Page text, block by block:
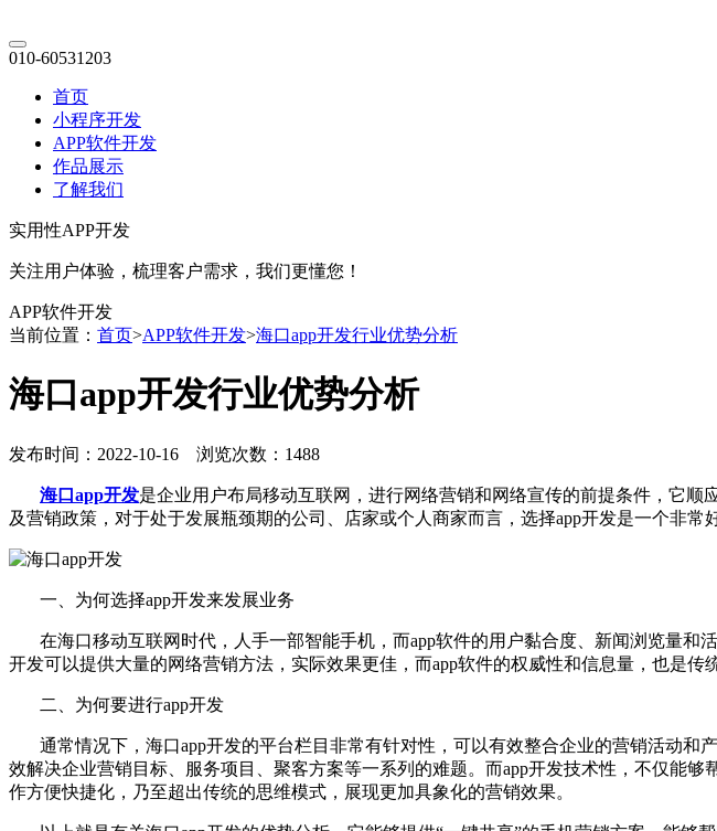
010-60531203
首页
小程序开发
APP软件开发
作品展示
了解我们
实用性APP开发
关注用户体验，梳理客户需求，我们更懂您！
APP软件开发
当前位置： 首页>APP软件开发>海口app开发行业优势分析
海口app开发行业优势分析
发布时间：2022-10-16 浏览次数：1488
海口app开发是企业用户布局移动互联网，进行网络营销和网络宣传的前提条件，它
及营销政策，对于处于发展瓶颈期的公司、店家或个人商家而言，选择app开发是一个非常
一、为何选择app开发来发展业务
在海口移动互联网时代，人手一部智能手机，而app软件的用户黏合度、新闻浏览量和
开发可以提供大量的网络营销方法，实际效果更佳，而app软件的权威性和信息量，也是传
二、为何要进行app开发
通常情况下，海口app开发的平台栏目非常有针对性，可以有效整合企业的营销活动和
效解决企业营销目标、服务项目、聚客方案等一系列的难题。而app开发技术性，不仅能
作方便快捷化，乃至超出传统的思维模式，展现更加具象化的营销效果。